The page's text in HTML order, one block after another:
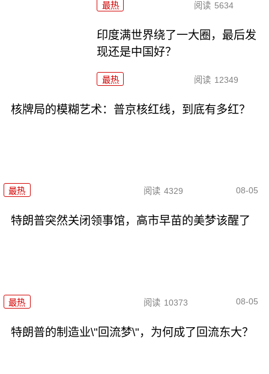
最热 阅读 5634
印度满世界绕了一大圈，最后发
现还是中国好？
最热 阅读 12349
核牌局的模糊艺术：普京核红线，到底有多红？
最热 阅读 4329 08-05
特朗普突然关闭领事馆，高市早苗的美梦该醒了
最热 阅读 10373 08-05
特朗普的制造业\"回流梦\"，为何成了回流东大？